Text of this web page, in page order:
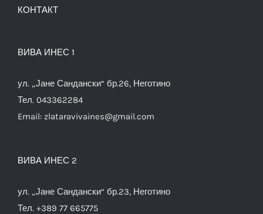
КОНТАКТ
ВИВА ИНЕС 1
ул. „Јане Сандански“ бр.26, Неготино
Тел. 043362284
Email: zlataravivaines@gmail.com
ВИВА ИНЕС 2
ул. „Јане Сандански“ бр.23, Неготино
Тел. +389 77 665775